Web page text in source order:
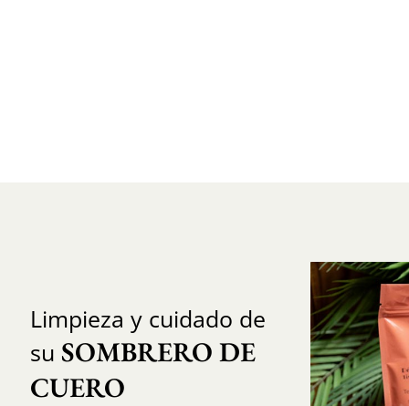
Limpieza y cuidado de
su SOMBRERO DE
CUERO